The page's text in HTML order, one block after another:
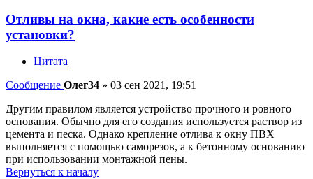
Отливы на окна, какие есть особенности
установки?
Цитата
Сообщение Олег34 » 03 сен 2021, 19:51
Другим правилом является устройство прочного и ровного
основания. Обычно для его создания используется раствор из
цемента и песка. Однако крепление отлива к окну ПВХ
выполняется с помощью саморезов, а к бетонному основанию
при использовании монтажной пены.
Вернуться к началу